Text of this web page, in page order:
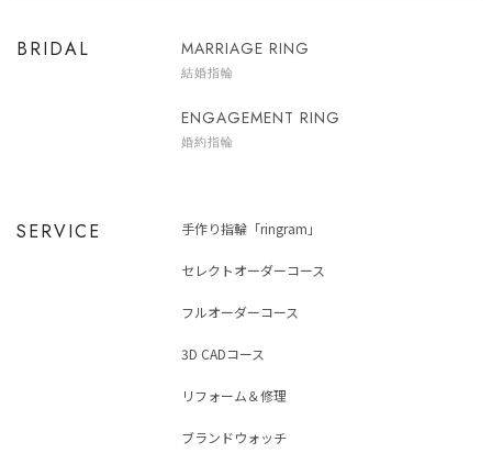
BRIDAL MARRIAGE RING
結婚指輪
ENGAGEMENT RING
婚約指輪
SERVICE 手作り指輪「ringram」
セレクトオーダーコース
フルオーダーコース
3D CADコース
リフォーム＆修理
ブランドウォッチ